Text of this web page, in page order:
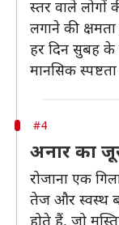
स्तर वाले लोगों
लगाने की क्षमता
हर दिन सुबह
मानसिक
#4
अनार का
रोजाना एक
तेज और स्वस्थ
होते हैं, जो